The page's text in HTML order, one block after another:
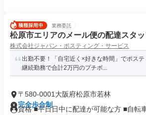
業務委託
松原市エリアのメール便の配達スタッ
株式会社ジャパン・ポスティング・サービス
出勤不要！「自宅近く×好きな時間」でポステ
継続勤務で合計2万円のプチボ...
〒580-0001大阪府松原市若林
完全歩合制
資格 ■平日日中に配達が可能な方 ■自転